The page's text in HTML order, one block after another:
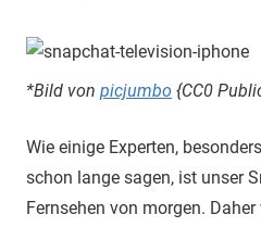
*Bild von picjumbo {CC0
Wie einige Experten,
schon lange sagen, ist unser
Fernsehen von morgen.